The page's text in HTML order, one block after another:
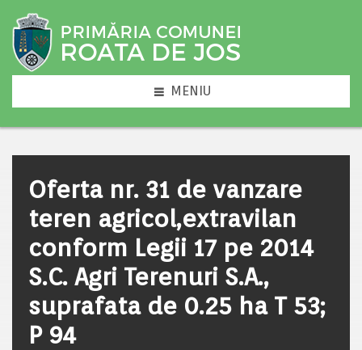
MENIU
Oferta nr. 31 de vanzare
teren agricol,extravilan
conform Legii 17 pe 2014
S.C. Agri Terenuri S.A.,
suprafata de 0.25 ha T 53;
P 94